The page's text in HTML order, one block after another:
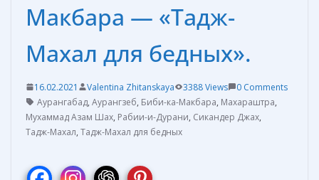
Макбара — «Тадж-
Махал для бедных».
16.02.2021 Valentina Zhitanskaya 3388 Views
0 Comments
Аурангабад, Аурангзеб, Биби-ка-Макбара, Махараштра,
Мухаммад Азам Шах, Рабии-и-Дурани, Сикандер Джах,
Тадж-Махал, Тадж-Махал для бедных